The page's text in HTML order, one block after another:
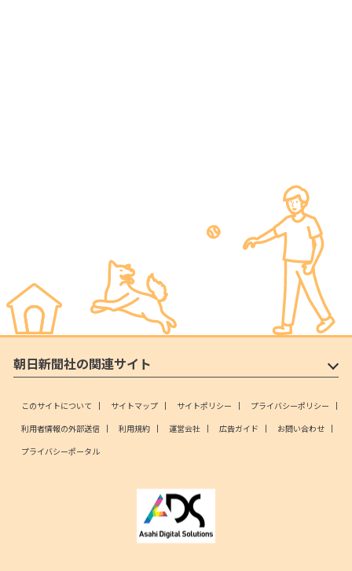
朝日新聞社の関連サイト
このサイトについて サイトマップ サイトポリシー
プライバシーポリシー
利用者情報の外部送信
利用規約 運営会社 広告ガイド
お問い合わせ
プライバシーポータル